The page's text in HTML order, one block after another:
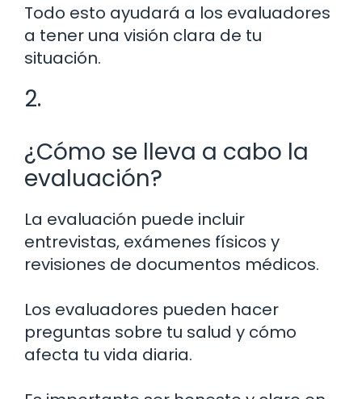
Todo esto ayudará a los evaluadores
a tener una visión clara de tu
situación.
2.
¿Cómo se lleva a cabo la
evaluación?
La evaluación puede incluir
entrevistas, exámenes físicos y
revisiones de documentos médicos.
Los evaluadores pueden hacer
preguntas sobre tu salud y cómo
afecta tu vida diaria.